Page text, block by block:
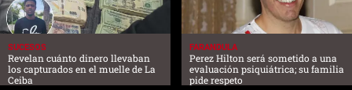
SUCESOS
Revelan cuánto dinero llevaban
los capturados en el muelle de La
Ceiba
FARANDULA
Perez Hilton será sometido a una
evaluación psiquiátrica; su familia
pide respeto